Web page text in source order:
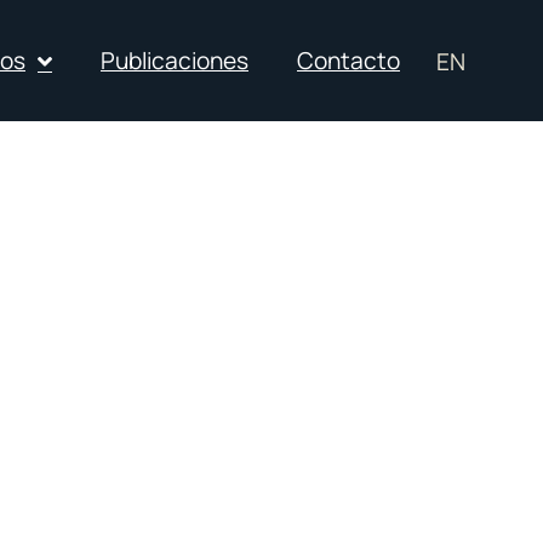
Publicaciones Contacto EN